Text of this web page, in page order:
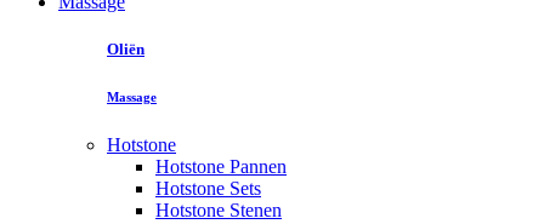
Oliën
Massage
Hotstone
Hotstone Pannen
Hotstone Sets
Hotstone Stenen